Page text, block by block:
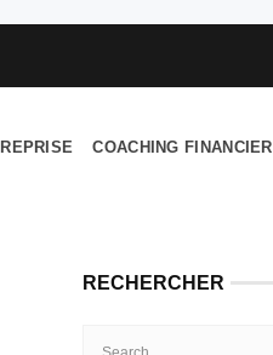
COACHING FINANCIER
RECHERCHER